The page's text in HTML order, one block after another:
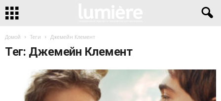
Домой Теги Джемейн Клемент
Тег: Джемейн Клемент